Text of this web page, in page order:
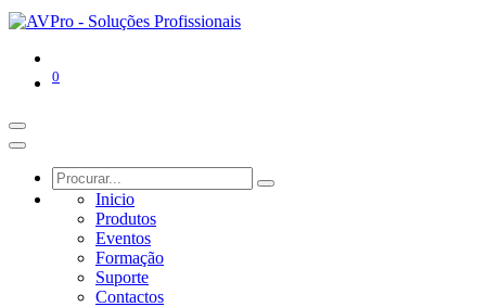
0
Inicio
Produtos
Eventos
Formação
Suporte
Contactos